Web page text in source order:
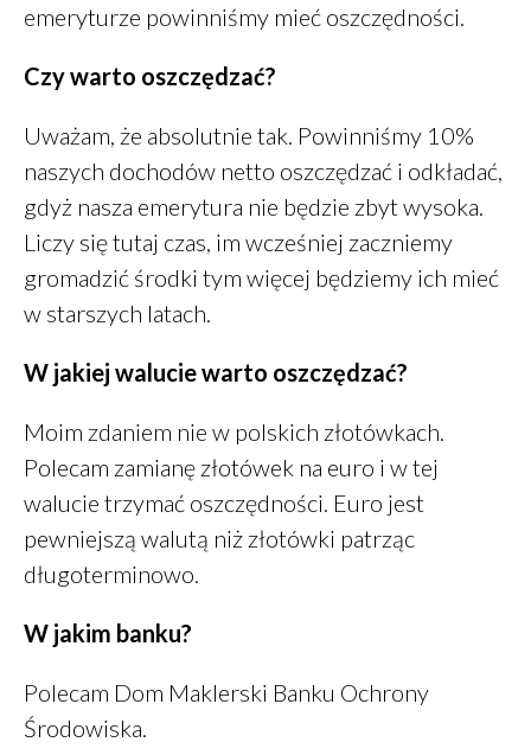
Daniel -Jak oszczędzać
PiotrŻ- Ilość posiłków w ciągu
dnia
PiotrŻ -Codziennie łyżka oleju
lnianego
Alicja Reiman- Miód zamiast
cukru
listopad 2025
październik 2025
maj 2022
marzec 2022
lipiec 2021
emeryturze powinniśmy mieć oszczędności.
Czy warto oszczędzać?
Uważam, że absolutnie tak. Powinniśmy 10%
naszych dochodów netto oszczędzać i odkładać,
gdyż nasza emerytura nie będzie zbyt wysoka.
Liczy się tutaj czas, im wcześniej zaczniemy
gromadzić środki tym więcej będziemy ich mieć
w starszych latach.
W jakiej walucie warto oszczędzać?
Moim zdaniem nie w polskich złotówkach.
Polecam zamianę złotówek na euro i w tej
walucie trzymać oszczędności. Euro jest
pewniejszą walutą niż złotówki patrząc
długoterminowo.
W jakim banku?
Polecam Dom Maklerski Banku Ochrony
Środowiska.